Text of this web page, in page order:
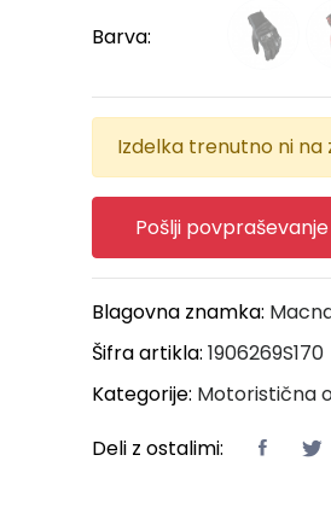
Barva:
Izdelka trenutno ni na
Pošlji povpraševanje
Blagovna znamka:
Šifra artikla: 1906269S170
Kategorije: Motoristična
Deli z ostalimi: